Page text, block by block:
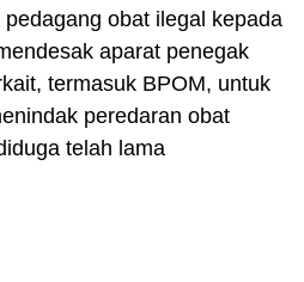
obat ilegal kepada
aparat penegak
termasuk BPOM, untuk
peredaran obat
telah lama